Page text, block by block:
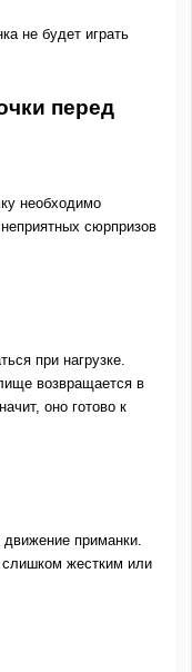
не будет играть
перед
необходимо
сюрпризов
при нагрузке.
возвращается в
оно готово к
приманки.
слишком жестким или